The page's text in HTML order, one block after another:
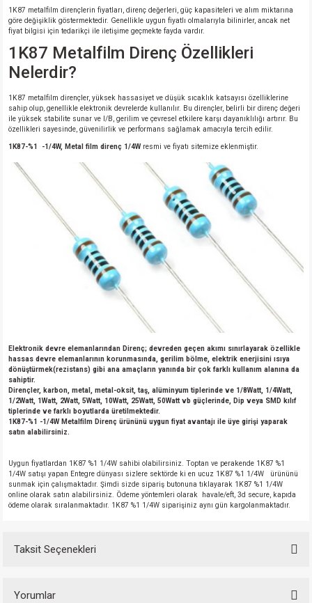
1K87 metalfilm dirençlerin fiyatları, direnç değerleri, güç kapasiteleri ve alım miktarına
göre değişiklik göstermektedir. Genellikle uygun fiyatlı olmalarıyla bilinirler, ancak net
fiyat bilgisi için tedarikçi ile iletişime geçmekte fayda vardır.
1K87 Metalfilm Direnç Özellikleri
Nelerdir?
1K87 metalfilm dirençler, yüksek hassasiyet ve düşük sıcaklık katsayısı özelliklerine
sahip olup, genellikle elektronik devrelerde kullanılır. Bu dirençler, belirli bir direnç değeri
ile yüksek stabilite sunar ve I/B, gerilim ve çevresel etkilere karşı dayanıklılığı artırır. Bu
özellikleri sayesinde, güvenilirlik ve performans sağlamak amacıyla tercih edilir.
1K87-%1 -1/4W, Metal film direnç 1/4W resmi ve fiyatı sitemize eklenmiştir.
Elektronik devre elemanlarından Direnç; devreden geçen akımı sınırlayarak özellikle
hassas devre elemanlarının korunmasında, gerilim bölme, elektrik enerjisini ısıya
dönüştürmek(rezistans) gibi ana amaçların yanında bir çok farklı kullanım alanına da
sahiptir.
Dirençler, karbon, metal, metal-oksit, taş, alüminyum tiplerinde ve 1/8Watt, 1/4Watt,
1/2Watt, 1Watt, 2Watt, 5Watt, 10Watt, 25Watt, 50Watt vb güçlerinde, Dip veya SMD kılıf
tiplerinde ve farklı boyutlarda üretilmektedir.
1K87-%1 -1/4W Metalfilm Direnç ürününü uygun fiyat avantajı ile üye girişi yaparak
satın alabilirsiniz.
Uygun fiyatlardan 1K87 %1 1/4W sahibi olabilirsiniz. Toptan ve perakende 1K87 %1
1/4W satışı yapan Entegre dünyası sizlere sektörde ki en ucuz 1K87 %1 1/4W ürününü
sunmak için çalışmaktadır. Şimdi sizde sipariş butonuna tıklayarak 1K87 %1 1/4W
online olarak satın alabilirsiniz. Ödeme yöntemleri olarak havale/eft, 3d secure, kapıda
ödeme olarak sıralanmaktadır. 1K87 %1 1/4W siparişiniz aynı gün kargolanmaktadır.
Taksit Seçenekleri
Yorumlar